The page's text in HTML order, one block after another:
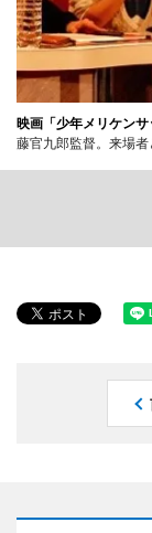
映画「少年メリケン
藤官九郎監督。来場